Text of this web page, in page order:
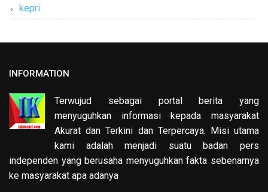
kepri
INFORMATION
Terwujud sebagai portal berita yang
menyuguhkan informasi kepada masyarakat
Akurat dan Terkini dan Terpercaya. Misi utama
kami adalah menjadi suatu badan pers
independen yang berusaha menyuguhkan fakta sebenarnya
ke masyarakat apa adanya